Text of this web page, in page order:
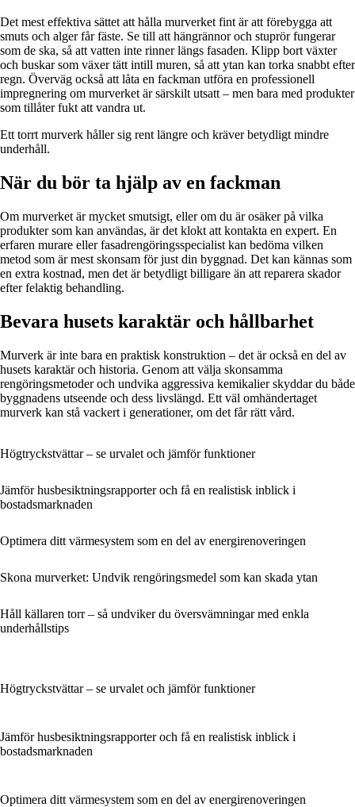
Det mest effektiva sättet att hålla murverket fint är att förebygga att
smuts och alger får fäste. Se till att hängrännor och stuprör fungerar
som de ska, så att vatten inte rinner längs fasaden. Klipp bort växter
och buskar som växer tätt intill muren, så att ytan kan torka snabbt efter
regn. Överväg också att låta en fackman utföra en professionell
impregnering om murverket är särskilt utsatt – men bara med produkter
som tillåter fukt att vandra ut.
Ett torrt murverk håller sig rent längre och kräver betydligt mindre
underhåll.
När du bör ta hjälp av en fackman
Om murverket är mycket smutsigt, eller om du är osäker på vilka
produkter som kan användas, är det klokt att kontakta en expert. En
erfaren murare eller fasadrengöringsspecialist kan bedöma vilken
metod som är mest skonsam för just din byggnad. Det kan kännas som
en extra kostnad, men det är betydligt billigare än att reparera skador
efter felaktig behandling.
Bevara husets karaktär och hållbarhet
Murverk är inte bara en praktisk konstruktion – det är också en del av
husets karaktär och historia. Genom att välja skonsamma
rengöringsmetoder och undvika aggressiva kemikalier skyddar du både
byggnadens utseende och dess livslängd. Ett väl omhändertaget
murverk kan stå vackert i generationer, om det får rätt vård.
Högtryckstvättar – se urvalet och jämför funktioner
Jämför husbesiktningsrapporter och få en realistisk inblick i
bostadsmarknaden
Optimera ditt värmesystem som en del av energirenoveringen
Skona murverket: Undvik rengöringsmedel som kan skada ytan
Håll källaren torr – så undviker du översvämningar med enkla
underhållstips
Högtryckstvättar – se urvalet och jämför funktioner
Jämför husbesiktningsrapporter och få en realistisk inblick i
bostadsmarknaden
Optimera ditt värmesystem som en del av energirenoveringen